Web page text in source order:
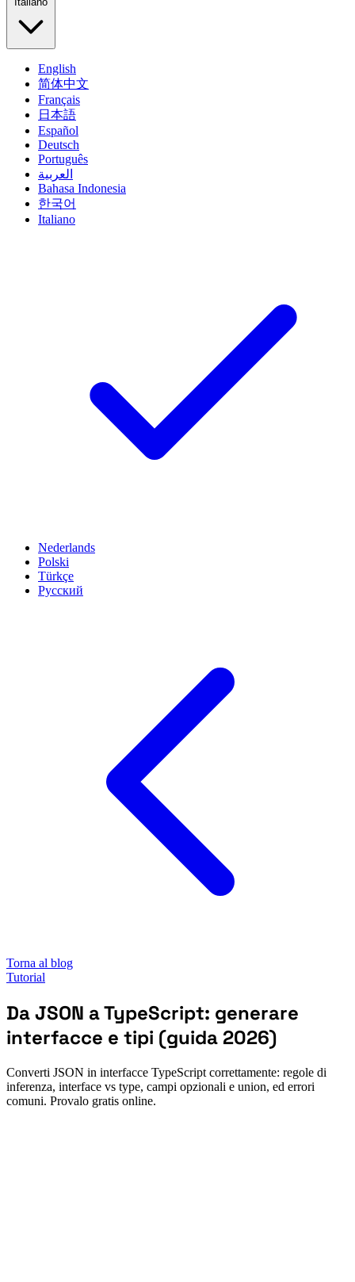
English
简体中文
Français
日本語
Español
Deutsch
Português
العربية
Bahasa Indonesia
한국어
Italiano
Nederlands
Polski
Türkçe
Русский
Torna al blog
Tutorial
Da JSON a TypeScript: generare
interfacce e tipi (guida 2026)
Converti JSON in interfacce TypeScript correttamente: regole di
inferenza, interface vs type, campi opzionali e union, ed errori
comuni. Provalo gratis online.